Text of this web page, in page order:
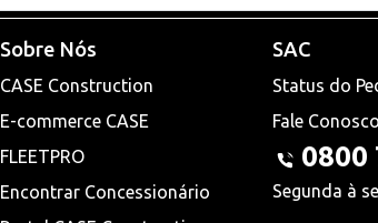
Sobre Nós
CASE Construction
E-commerce CASE
FLEETPRO
Encontrar Concessionário
SAC
Status do
Fale Conosco
0800
Segunda à